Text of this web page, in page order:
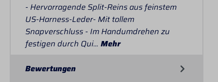
- Hervorragende Split-Reins aus feinstem
US-Harness-Leder- Mit tollem
Snapverschluss - Im Handumdrehen zu
festigen durch Qui… Mehr
Bewertungen